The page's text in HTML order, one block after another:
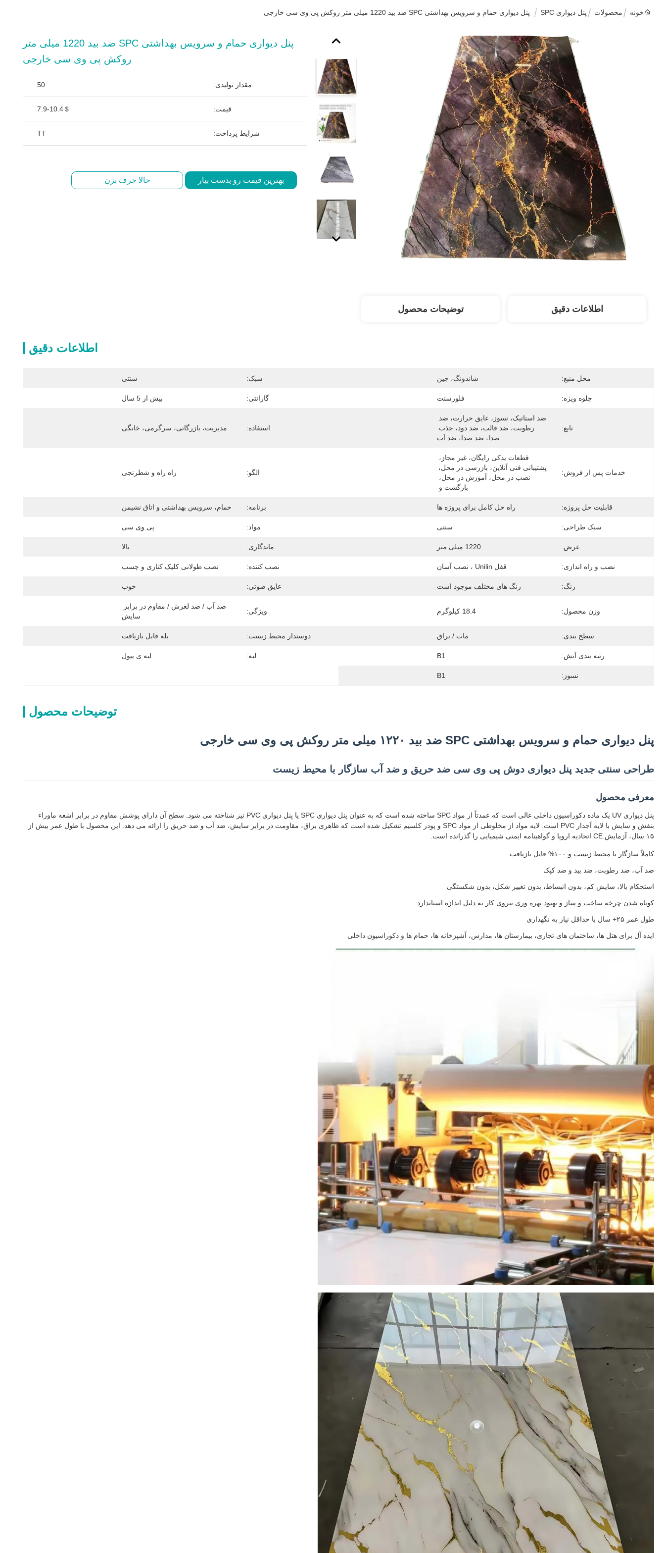
خونه محصولات پنل دیواری SPC پنل دیواری حمام و سرویس بهداشتی SPC ضد بید 1220 میلی متر روکش پی وی سی خارجی
پنل دیواری حمام و سرویس بهداشتی SPC ضد بید 1220 میلی متر
روکش پی وی سی خارجی
مقدار تولیدی: 50
قیمت: 7.9-10.4＄
شرایط پرداخت: TT
بهترین قیمت رو بدست بیار حالا حرف بزن
اطلاعات دقیق توضیحات محصول
اطلاعات دقیق
محل منبع: شاندونگ، چین سبک: سنتی
جلوه ویژه: فلورسنت گارانتی: بیش از 5 سال
تابع:
صدا، ضد صدا، ضد آب
استفاده: مدیریت، بازرگانی، سرگرمی، خانگی
خدمات پس از فروش:
بازگشت و
الگو: راه راه و شطرنجی
قابلیت حل پروژه: راه حل کامل برای پروژه ها برنامه: حمام، سرویس بهداشتی و اتاق نشیمن
سبک طراحی: سنتی مواد: پی وی سی
عرض: 1220 میلی متر ماندگاری: بالا
نصب و راه اندازی: قفل Unilin ، نصب آسان نصب کننده: نصب طولانی کلیک کناری و چسب
رنگ: رنگ های مختلف موجود است عایق صوتی: خوب
وزن محصول: 18.4 کیلوگرم ویژگی:
سایش
سطح بندی: مات / براق دوستدار محیط زیست: بله قابل بازیافت
رتبه بندی آتش: B1 لبه: لبه ی بیول
نسوز: B1
توضیحات محصول
پنل دیواری حمام و سرویس بهداشتی SPC ضد بید ۱۲۲۰ میلی متر روکش پی وی سی خارجی
طراحی سنتی جدید پنل دیواری دوش پی وی سی ضد حریق و ضد آب سازگار با محیط زیست
معرفی محصول
پنل دیواری UV یک ماده دکوراسیون داخلی عالی است که عمدتاً از مواد SPC ساخته شده است که به عنوان پنل دیواری SPC یا پنل دیواری PVC نیز شناخته می شود. سطح آن دارای پوشش مقاوم در برابر اشعه ماوراء
بنفش و سایش با لایه آجدار PVC است. لایه مواد از مخلوطی از مواد SPC و پودر کلسیم تشکیل شده است که ظاهری براق، مقاومت در برابر سایش، ضد آب و ضد حریق را ارائه می دهد. این محصول با طول عمر بیش از
۱۵ سال، آزمایش CE اتحادیه اروپا و گواهینامه ایمنی شیمیایی را گذرانده است.
کاملاً سازگار با محیط زیست و ۱۰۰% قابل بازیافت
ضد آب، ضد رطوبت، ضد بید و ضد کپک
استحکام بالا، سایش کم، بدون انبساط، بدون تغییر شکل، بدون شکستگی
کوتاه شدن چرخه ساخت و ساز و بهبود بهره وری نیروی کار به دلیل اندازه استاندارد
طول عمر ۲۵+ سال با حداقل نیاز به نگهداری
ایده آل برای هتل ها، ساختمان های تجاری، بیمارستان ها، مدارس، آشپزخانه ها، حمام ها و دکوراسیون داخلی